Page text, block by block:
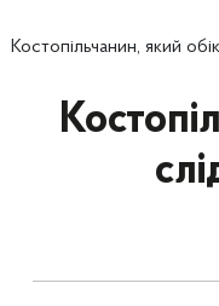
Костопільчанин, який обікрав магазин на час